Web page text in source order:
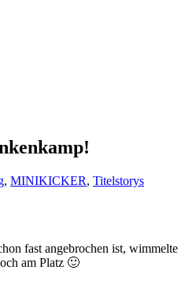
, MINIKICKER, Titelstorys
fast angebrochen ist, wimmelte
am Platz 🙂